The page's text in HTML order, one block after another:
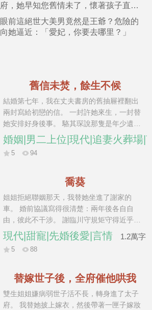
府，她早知您舊情未了，懷著孩子直接
去了醫院，失蹤一宿了！」
眼前這絕世大美男竟然是王爺？危險的
向她逼近：「愛妃，你要去哪里？」
舊信未焚，餘生不候
結婚第七年，我在丈夫書房的舊抽屜裡翻出
兩封寫給初戀的信。 一封許她來生，一封替
她安排好身後事。 駱其琛說那隻是年少遺
憾，叫我這麼大的人了不要瞎胡鬧。 我把離
婚協議放到他面前，訂了離開的票。 他以為
我只是想給他一個下馬威，他找到我的時候
道，我已經給自己找到了那個想要相伴一生
婚姻|男二上位|現代|追妻火葬場|
5 94
喬葵
姐姐拒絕聯姻那天，我替她坐進了謝家的
車。 婚前協議寫得很清楚：兩年後各自自
由，彼此不干涉。 謝臨川守規矩守得近乎冷
酷，連我發燒都只會把藥和溫水放在門外。
直到我收拾好行李，準備把婚戒還給他，他
卻蹲在康復中心的小狗旁邊，按下了那隻小
安靜的客廳：「想你。」
現代|甜寵|先婚後愛|言情 1.2萬字
5 88
替嫁世子後，全府催他哄我
雙生姐姐嫌病弱世子活不長，轉身進了太子
府。 我替她披上嫁衣，然後帶著一匣子嫁妝